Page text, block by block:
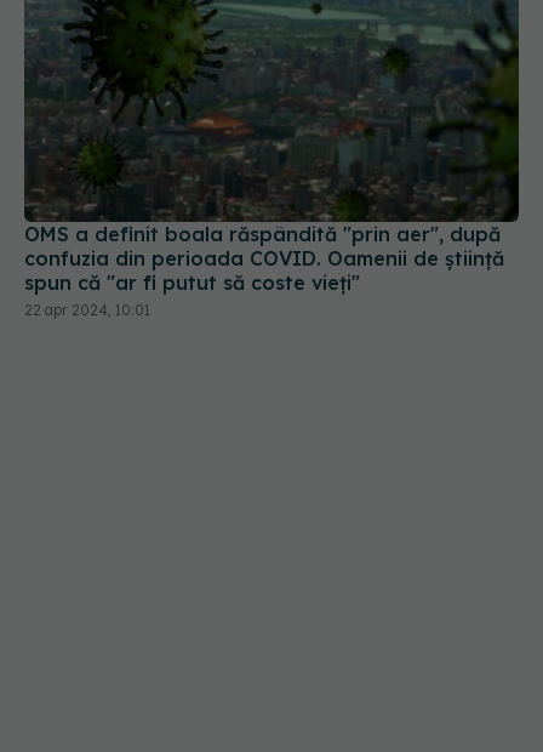
OMS a definit boala răspândită "prin aer", după
confuzia din perioada COVID. Oamenii de știință
spun că "ar fi putut să coste vieți"
22 apr 2024, 10:01